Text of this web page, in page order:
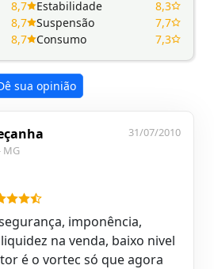
8,7
8,7
8,7
Estabilidade
8,3
Suspensão
7,7
Consumo
7,3
sua opinião
MG
31/07/2010
imponência,
na venda, baixo nivel
é o vortec só que agora